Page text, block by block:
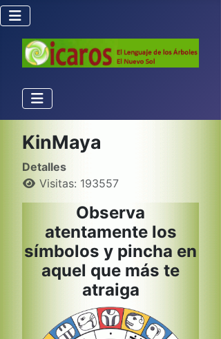
KinMaya
Detalles
Visitas: 193557
Observa
atentamente los
símbolos y pincha en
aquel que más te
atraiga